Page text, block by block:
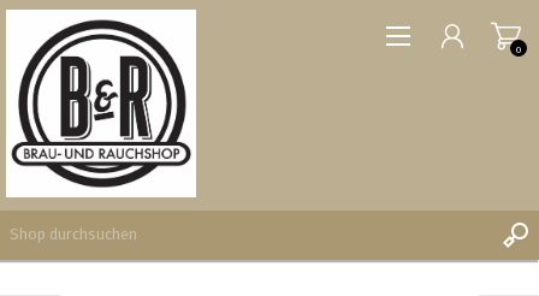
0